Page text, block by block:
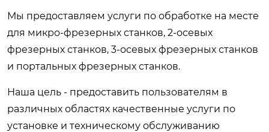
Мы предоставляем услуги по обработке на месте
для микро-фрезерных станков, 2-осевых
фрезерных станков, 3-осевых фрезерных станков
и портальных фрезерных станков.
Наша цель - предоставить пользователям в
различных областях качественные услуги по
установке и техническому обслуживанию